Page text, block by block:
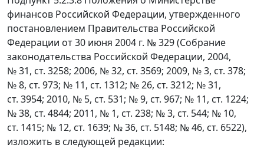
финансов Российской Федерации, утвержденного
постановлением Правительства Российской
Федерации от 30 июня 2004 г. № 329 (Собрание
законодательства Российской Федерации, 2004,
№ 31, ст. 3258; 2006, № 32, ст. 3569; 2009, № 3, ст. 378;
№ 8, ст. 973; № 11, ст. 1312; № 26, ст. 3212; № 31,
ст. 3954; 2010, № 5, ст. 531; № 9, ст. 967; № 11, ст. 1224;
№ 38, ст. 4844; 2011, № 1, ст. 238; № 3, ст. 544; № 10,
ст. 1415; № 12, ст. 1639; № 36, ст. 5148; № 46, ст. 6522),
изложить в следующей редакции: